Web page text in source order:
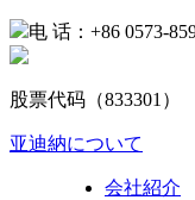
电 话：+86 0573-
股票代码（833301）
亚迪納について
会社紹介